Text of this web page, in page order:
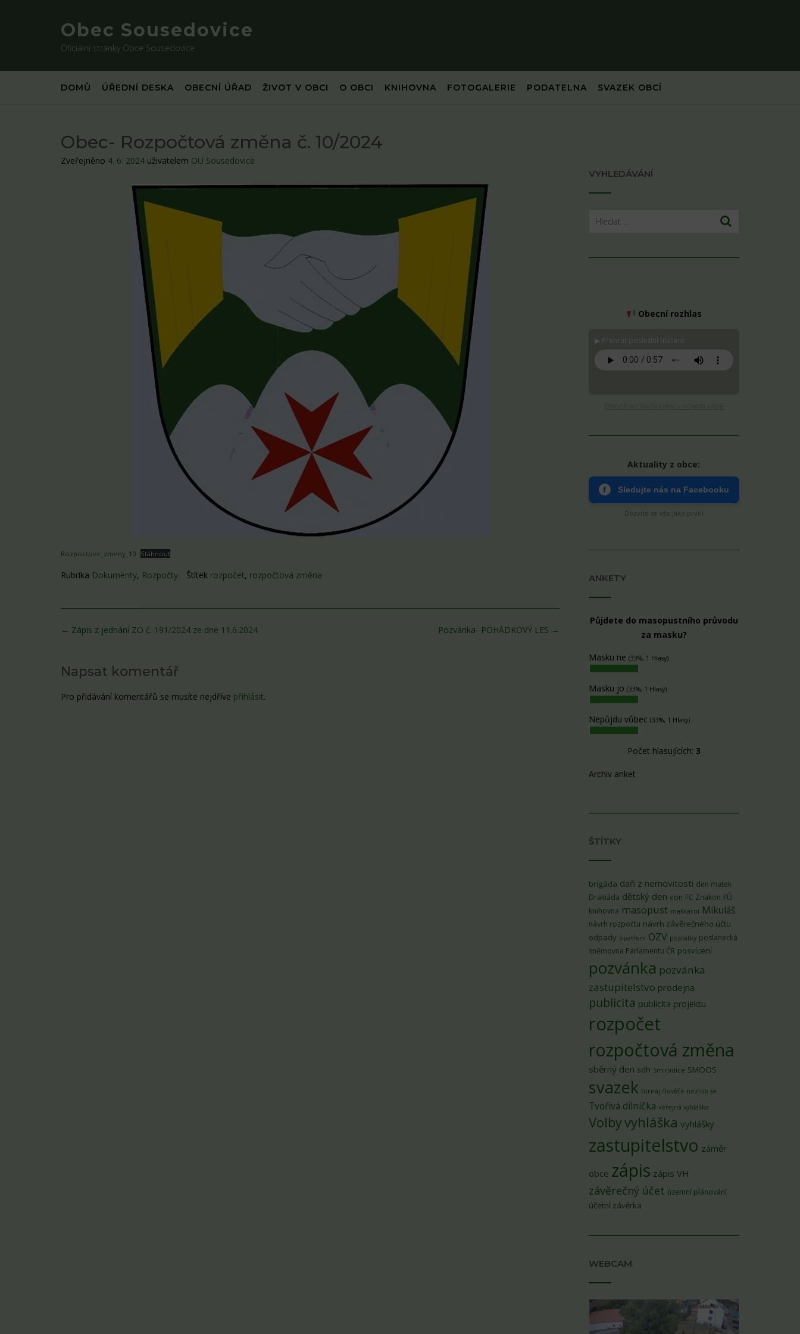
Obec Sousedovice
Oficiální stránky Obce Sousedovice
DOMŮ ÚŘEDNÍ DESKA OBECNÍ ÚŘAD ŽIVOT V OBCI O OBCI KNIHOVNA FOTOGALERIE PODATELNA SVAZEK OBCÍ
Obec- Rozpočtová změna č. 10/2024
Zveřejněno 4. 6. 2024 uživatelem OU Sousedovice
Rozpoctove_zmeny_10 Stáhnout
Rubrika Dokumenty, Rozpočty Štítek rozpočet, rozpočtová změna
Post
Pozvánka- POHÁDKOVÝ LES →
← Zápis z jednání ZO č. 191/2024 ze dne 11.6.2024
Napsat komentář
Pro přidávání komentářů se musíte nejdříve přihlásit.
VYHLEDÁVÁNÍ
Obecní rozhlas
▶ Přehrát poslední hlášení:
Aktuality z obce:
f Sledujte nás na Facebooku
Dozvíte se vše jako první
ANKETY
Půjdete do masopustního průvodu
za masku?
Masku ne (33%, 1 Hlasy)
Masku jo (33%, 1 Hlasy)
Nepůjdu vůbec (33%, 1 Hlasy)
Počet hlasujících: 3
Archiv anket
ŠTÍTKY
brigáda daň z nemovitosti den matek
Drakiáda dětský den eon FC Znakon FÚ
knihovna masopust maškarní Mikuláš
návrh rozpočtu návrh závěrečného účtu
odpady opatření OZV poplatky poslanecká
sněmovna Parlamentu ČR posvícení
pozvánka pozvánka
zastupitelstvo prodejna
publicita publicita projektu
rozpočet
rozpočtová změna
sběrný den sdh Smiradice SMOOS
svazek turnaj člověče nezlob se
Tvořivá dílnička veřejná vyhláška
Volbyvyhláška vyhlášky
zastupitelstvo záměr
obce zápis zápis VH
závěrečný účet územní plánování
účetní závěrka
WEBCAM